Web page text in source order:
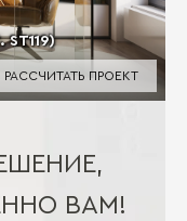
РАССЧИТАТЬ ПРОЕКТ
ВАМ!